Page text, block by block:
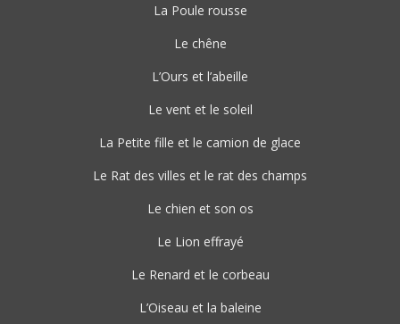
La Poule rousse
Le chêne
L’Ours et l’abeille
Le vent et le soleil
La Petite fille et le camion de glace
Le Rat des villes et le rat des champs
Le chien et son os
Le Lion effrayé
Le Renard et le corbeau
L’Oiseau et la baleine